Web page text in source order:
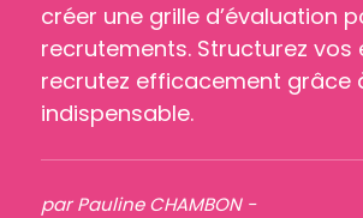
créer une grille d’évaluation
recrutements. Structurez vos
recrutez efficacement grâce
indispensable.
par Pauline CHAMBON -